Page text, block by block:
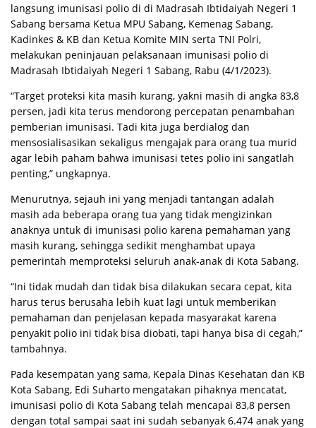
langsung imunisasi polio di di Madrasah Ibtidaiyah Negeri 1
Sabang bersama Ketua MPU Sabang, Kemenag Sabang,
Kadinkes & KB dan Ketua Komite MIN serta TNI Polri,
melakukan peninjauan pelaksanaan imunisasi polio di
Madrasah Ibtidaiyah Negeri 1 Sabang, Rabu (4/1/2023).
“Target proteksi kita masih kurang, yakni masih di angka 83,8
persen, jadi kita terus mendorong percepatan penambahan
pemberian imunisasi. Tadi kita juga berdialog dan
mensosialisasikan sekaligus mengajak para orang tua murid
agar lebih paham bahwa imunisasi tetes polio ini sangatlah
penting,” ungkapnya.
Menurutnya, sejauh ini yang menjadi tantangan adalah
masih ada beberapa orang tua yang tidak mengizinkan
anaknya untuk di imunisasi polio karena pemahaman yang
masih kurang, sehingga sedikit menghambat upaya
pemerintah memproteksi seluruh anak-anak di Kota Sabang.
“Ini tidak mudah dan tidak bisa dilakukan secara cepat, kita
harus terus berusaha lebih kuat lagi untuk memberikan
pemahaman dan penjelasan kepada masyarakat karena
penyakit polio ini tidak bisa diobati, tapi hanya bisa di cegah,”
tambahnya.
Pada kesempatan yang sama, Kepala Dinas Kesehatan dan KB
Kota Sabang, Edi Suharto mengatakan pihaknya mencatat,
imunisasi polio di Kota Sabang telah mencapai 83,8 persen
dengan total sampai saat ini sudah sebanyak 6.474 anak yang